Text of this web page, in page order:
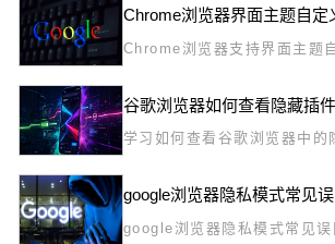
源，恢复设备正常运行。
Chrome浏览器支持界面主题
操作技巧，解析个性化设置与
助用户打造舒适的浏览环境。
谷歌浏览器如何查看隐藏插
学习如何查看谷歌浏览器中的
助您管理插件并解决相关问题
google浏览器隐私模式常见
google浏览器隐私模式常见误